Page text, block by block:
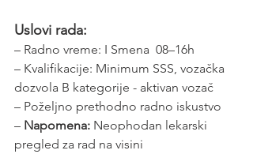
Uslovi rada:
– Radno vreme: I Smena  08–16h
– Kvalifikacije: Minimum SSS, vozačka
dozvola B kategorije - aktivan vozač
– Poželjno prethodno radno iskustvo
– Napomena: Neophodan lekarski
pregled za rad na visini